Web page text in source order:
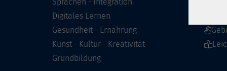
Digitales Lernen
Gesundheit - Ernährung
Kunst - Kultur - Kreativität
Grundbildung